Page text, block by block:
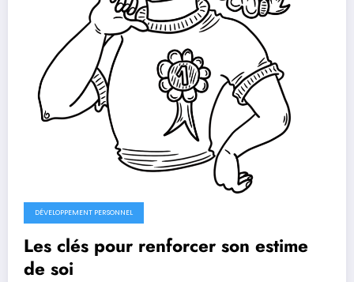
DÉVELOPPEMENT PERSONNEL
Les clés pour renforcer son estime
de soi